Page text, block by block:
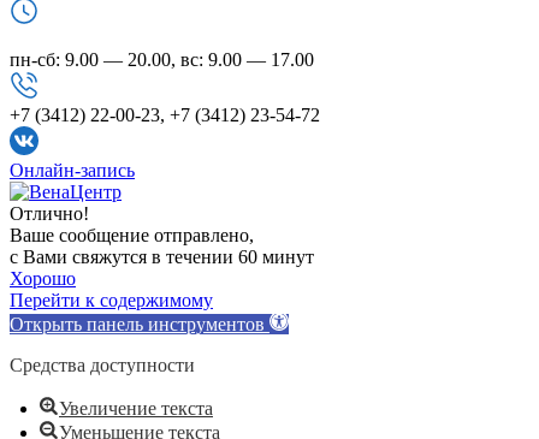
пн-сб: 9.00 — 20.00, вс: 9.00 — 17.00
+7 (3412) 22-00-23, +7 (3412) 23-54-72
Онлайн-запись
Отлично!
Ваше сообщение отправлено,
с Вами свяжутся в течении 60 минут
Хорошо
Перейти к содержимому
Открыть панель инструментов
Средства доступности
Увеличение текста
Уменьшение текста